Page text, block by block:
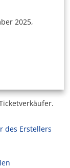
2025,
des Erstellers